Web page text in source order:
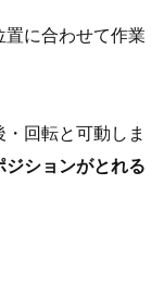
に合わせて作業
回転と可動しま
ジションがとれる